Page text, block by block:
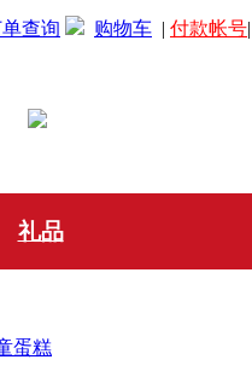
查询 购物车 | 付款帐号|
礼品
蛋糕